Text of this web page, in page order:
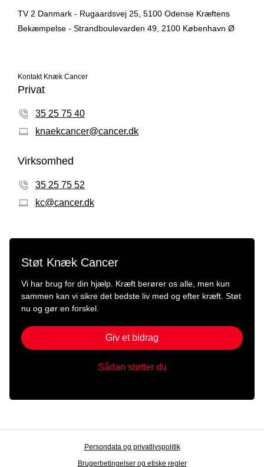
TV 2 Danmark - Rugaardsvej 25, 5100 Odense Kræftens
Bekæmpelse - Strandboulevarden 49, 2100 København Ø
Kontakt Knæk Cancer
Privat
35 25 75 40
knaekcancer@cancer.dk
Virksomhed
35 25 75 52
kc@cancer.dk
Støt Knæk Cancer
Vi har brug for din hjælp. Kræft berører os alle, men kun
sammen kan vi sikre det bedste liv med og efter kræft. Støt
nu og gør en forskel.
Giv et bidrag
Sådan støtter du
Persondata og privatlivspolitik
Brugerbetingelser og etiske regler